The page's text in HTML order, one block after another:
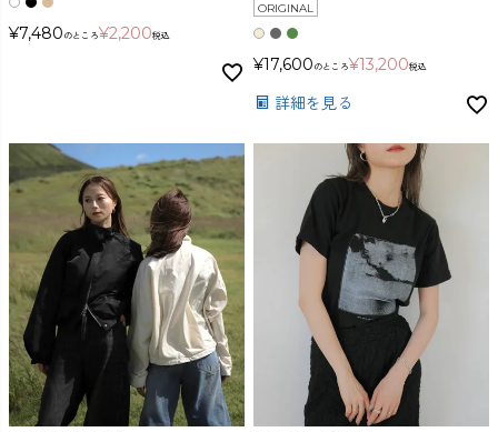
¥7,480 のところ¥2,200税込
ORIGINAL
¥17,600 のところ¥13,200税込
詳細を見る